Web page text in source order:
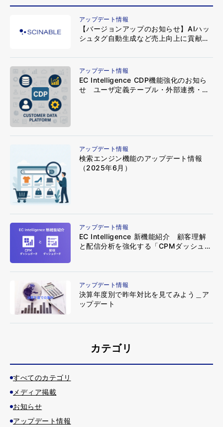
アップデート情報
【バージョンアップのお知らせ】AIハッ
シュタグ自動生成など売上向上に貢献す
アップデート情報
EC Intelligence CDP機能強化のお知ら
せ ユーザ定義テーブル・外部連携・カ
アップデート情報
検索エンジン機能のアップデート情報
（2025年6月）
アップデート情報
EC Intelligence 新機能紹介 顧客理解
と配信分析を強化する「CPMダッシュボ
アップデート情報
決算年度別で昨年対比を見てみよう＿ア
ップデート
カテゴリ
すべてのカテゴリ
メディア掲載
お知らせ
アップデート情報